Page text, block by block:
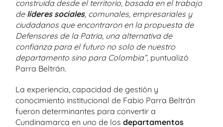
construida desde el territorio, basada en el trabajo
de líderes sociales, comunales, empresariales y
ciudadanos que encontraron en la propuesta de
Defensores de la Patria, una alternativa de
confianza para el futuro no solo de nuestro
departamento sino para Colombia”, puntualizó
Parra Beltrán.
La experiencia, capacidad de gestión y
conocimiento institucional de Fabio Parra Beltrán
fueron determinantes para convertir a
Cundinamarca en uno de los departamentos